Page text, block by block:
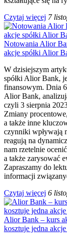
Czytaj więcej 7
Notowania Alior
akcje spółki Alior
W dzisiejszym
spółki Alior Bank,
finansowym. Dnia
Alior Bank,
czyli 3 sierpnia
Zmiany
a także inne
czynniki wpływają
reagują na
nam rzetelnie
a także zarysować
Zapraszamy do
informacji
Czytaj więcej 6
Alior Bank – kurs
kosztuje jedna